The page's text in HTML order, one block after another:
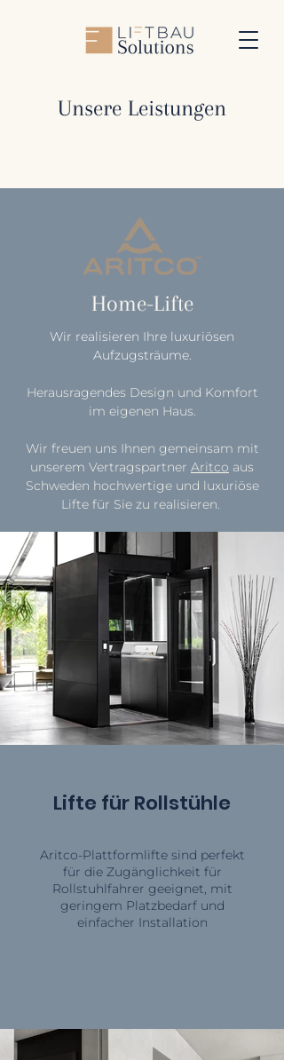
Unsere Leistungen
Home-Lifte
Wir realisieren Ihre luxuriösen
Aufzugsträume.
Herausragendes Design und Komfort
im eigenen Haus.
Wir freuen uns Ihnen gemeinsam mit
unserem Vertragspartner Aritco aus
Schweden hochwertige und luxuriöse
Lifte für Sie zu realisieren.
Lifte für Rollstühle
Aritco-Plattformlifte sind perfekt
für die Zugänglichkeit für
Rollstuhlfahrer geeignet, mit
geringem Platzbedarf und
einfacher Installation